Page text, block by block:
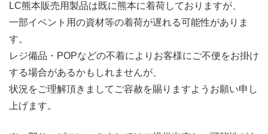
LC熊本販売用製品は既に熊本に着荷しておりますが、
一部イベント用の資材等の着荷が遅れる可能性がありま
す。
レジ備品・POPなどの不着によりお客様にご不便をお掛け
する場合があるかもしれませんが、
状況をご理解頂きましてご容赦を賜りますようお願い申し
上げます。